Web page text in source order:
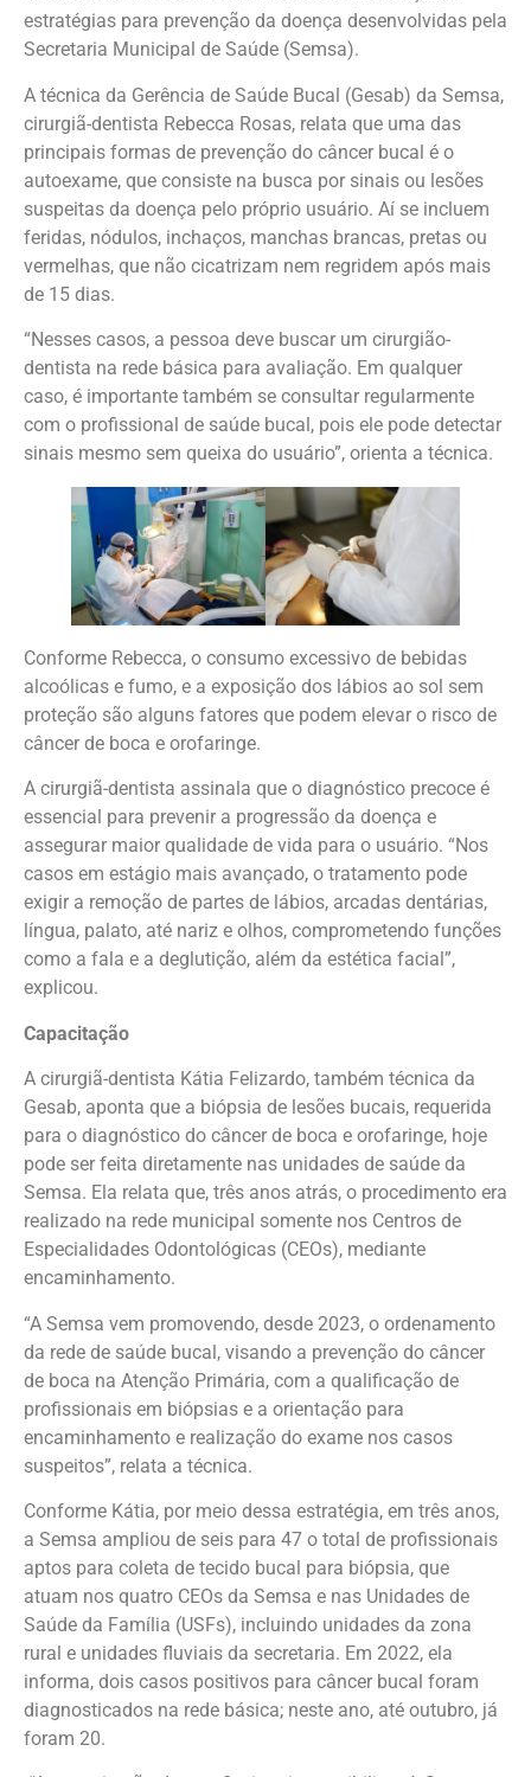
estratégias para prevenção da doença desenvolvidas pela
Secretaria Municipal de Saúde (Semsa).
A técnica da Gerência de Saúde Bucal (Gesab) da Semsa,
cirurgiã-dentista Rebecca Rosas, relata que uma das
principais formas de prevenção do câncer bucal é o
autoexame, que consiste na busca por sinais ou lesões
suspeitas da doença pelo próprio usuário. Aí se incluem
feridas, nódulos, inchaços, manchas brancas, pretas ou
vermelhas, que não cicatrizam nem regridem após mais
de 15 dias.
“Nesses casos, a pessoa deve buscar um cirurgião-
dentista na rede básica para avaliação. Em qualquer
caso, é importante também se consultar regularmente
com o profissional de saúde bucal, pois ele pode detectar
sinais mesmo sem queixa do usuário”, orienta a técnica.
Conforme Rebecca, o consumo excessivo de bebidas
alcoólicas e fumo, e a exposição dos lábios ao sol sem
proteção são alguns fatores que podem elevar o risco de
câncer de boca e orofaringe.
A cirurgiã-dentista assinala que o diagnóstico precoce é
essencial para prevenir a progressão da doença e
assegurar maior qualidade de vida para o usuário. “Nos
casos em estágio mais avançado, o tratamento pode
exigir a remoção de partes de lábios, arcadas dentárias,
língua, palato, até nariz e olhos, comprometendo funções
como a fala e a deglutição, além da estética facial”,
explicou.
Capacitação
A cirurgiã-dentista Kátia Felizardo, também técnica da
Gesab, aponta que a biópsia de lesões bucais, requerida
para o diagnóstico do câncer de boca e orofaringe, hoje
pode ser feita diretamente nas unidades de saúde da
Semsa. Ela relata que, três anos atrás, o procedimento era
realizado na rede municipal somente nos Centros de
Especialidades Odontológicas (CEOs), mediante
encaminhamento.
“A Semsa vem promovendo, desde 2023, o ordenamento
da rede de saúde bucal, visando a prevenção do câncer
de boca na Atenção Primária, com a qualificação de
profissionais em biópsias e a orientação para
encaminhamento e realização do exame nos casos
suspeitos”, relata a técnica.
Conforme Kátia, por meio dessa estratégia, em três anos,
a Semsa ampliou de seis para 47 o total de profissionais
aptos para coleta de tecido bucal para biópsia, que
atuam nos quatro CEOs da Semsa e nas Unidades de
Saúde da Família (USFs), incluindo unidades da zona
rural e unidades fluviais da secretaria. Em 2022, ela
informa, dois casos positivos para câncer bucal foram
diagnosticados na rede básica; neste ano, até outubro, já
foram 20.